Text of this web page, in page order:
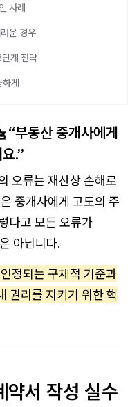
사례
운 경우
계 전략
하게
“부동산 중개사에게
.”
오류는 재산상 손해로
중개사에게 고도의 주
다고 모든 오류가
아닙니다.
정되는 구체적 기준과
권리를 지키기 위한 핵
약서 작성 실수